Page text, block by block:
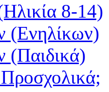
8-14)
(Ενηλίκων)
(Παιδικά)